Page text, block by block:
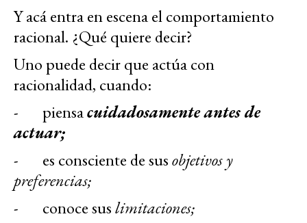
Y acá entra en escena el comportamiento
racional. ¿Qué quiere decir?
Uno puede decir que actúa con
racionalidad, cuando:
- piensacuidadosamente antes de
actuar;
- es consciente de susobjetivos y
preferencias;
- conoce suslimitaciones;